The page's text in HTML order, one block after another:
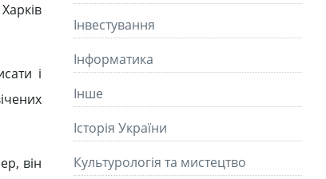
і
він
Інвестування
Інформатика
Інше
Історія України
Культурологія та мистецтво